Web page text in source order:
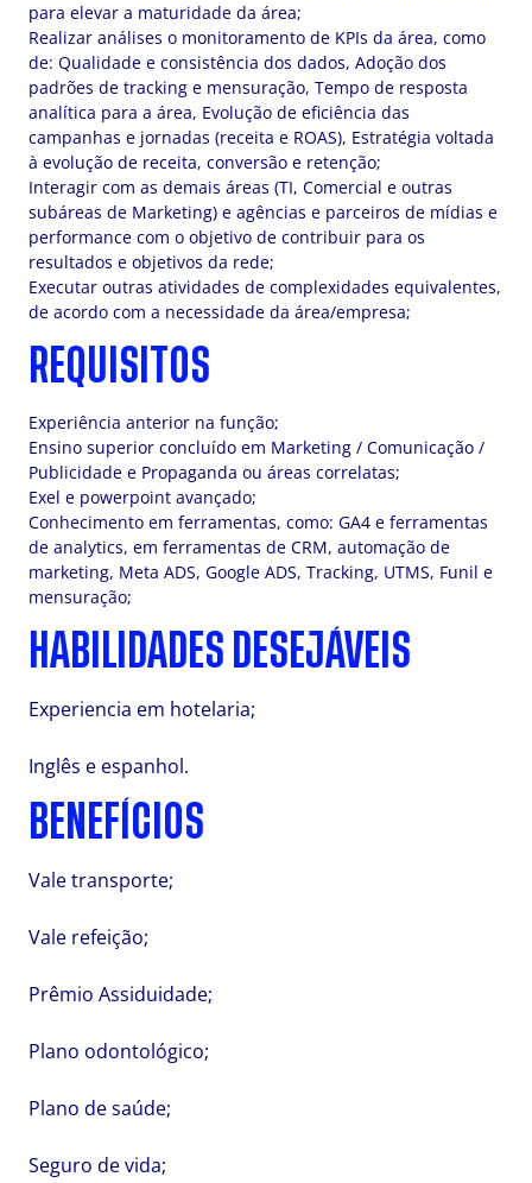
para elevar a maturidade da área;
Realizar análises o monitoramento de KPIs da área, como
de: Qualidade e consistência dos dados, Adoção dos
padrões de tracking e mensuração, Tempo de resposta
analítica para a área, Evolução de eficiência das
campanhas e jornadas (receita e ROAS), Estratégia voltada
à evolução de receita, conversão e retenção;
Interagir com as demais áreas (TI, Comercial e outras
subáreas de Marketing) e agências e parceiros de mídias e
performance com o objetivo de contribuir para os
resultados e objetivos da rede;
Executar outras atividades de complexidades equivalentes,
de acordo com a necessidade da área/empresa;
REQUISITOS
Experiência anterior na função;
Ensino superior concluído em Marketing / Comunicação /
Publicidade e Propaganda ou áreas correlatas;
Exel e powerpoint avançado;
Conhecimento em ferramentas, como: GA4 e ferramentas
de analytics, em ferramentas de CRM, automação de
marketing, Meta ADS, Google ADS, Tracking, UTMS, Funil e
mensuração;
HABILIDADES DESEJÁVEIS
Experiencia em hotelaria;
Inglês e espanhol.
BENEFÍCIOS
Vale transporte;
Vale refeição;
Prêmio Assiduidade;
Plano odontológico;
Plano de saúde;
Seguro de vida;